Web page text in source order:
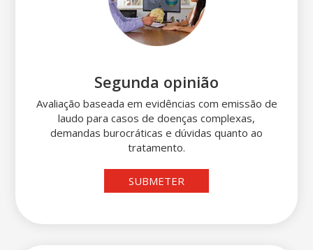
Segunda opinião
Avaliação baseada em evidências com emissão de
laudo para casos de doenças complexas,
demandas burocráticas e dúvidas quanto ao
tratamento.
SUBMETER